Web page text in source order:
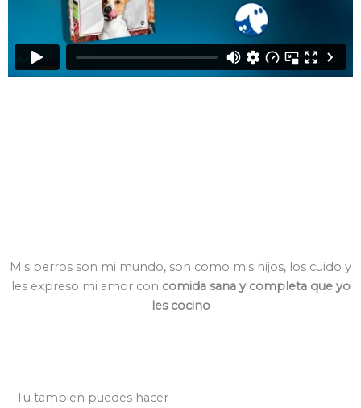
Mis perros son mi mundo, son como mis hijos, los cuido y
les expreso mi amor con comida sana y completa que yo
les cocino
Tú también puedes hacer